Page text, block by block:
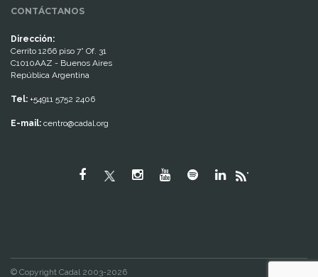
CONTÁCTANOS
Dirección:
Cerrito 1266 piso 7° Of. 31
C1010AAZ - Buenos Aires
República Argentina
Tel: +54911 5752 2406
E-mail: centro@cadal.org
"
© Copyright Cadal 2003-2026